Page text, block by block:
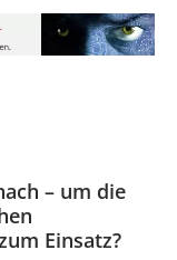
– um die
Einsatz?